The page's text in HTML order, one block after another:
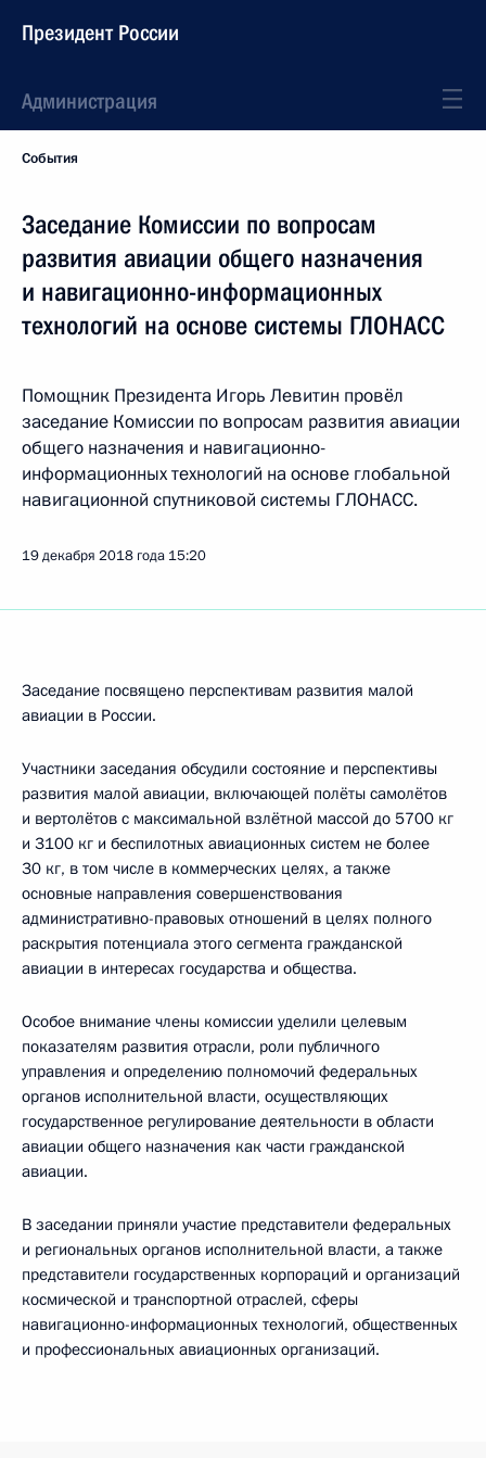
Президент России
Администрация
События
Заседание Комиссии по вопросам
развития авиации общего назначения
и навигационно-информационных
технологий на основе системы ГЛОНАСС
Помощник Президента Игорь Левитин провёл
заседание Комиссии по вопросам развития авиации
общего назначения и навигационно-
информационных технологий на основе глобальной
навигационной спутниковой системы ГЛОНАСС.
19 декабря 2018 года 15:20
Заседание посвящено перспективам развития малой
авиации в России.
Участники заседания обсудили состояние и перспективы
развития малой авиации, включающей полёты самолётов
и вертолётов с максимальной взлётной массой до 5700 кг
и 3100 кг и беспилотных авиационных систем не более
30 кг, в том числе в коммерческих целях, а также
основные направления совершенствования
административно-правовых отношений в целях полного
раскрытия потенциала этого сегмента гражданской
авиации в интересах государства и общества.
Особое внимание члены комиссии уделили целевым
показателям развития отрасли, роли публичного
управления и определению полномочий федеральных
органов исполнительной власти, осуществляющих
государственное регулирование деятельности в области
авиации общего назначения как части гражданской
авиации.
В заседании приняли участие представители федеральных
и региональных органов исполнительной власти, а также
представители государственных корпораций и организаций
космической и транспортной отраслей, сферы
навигационно-информационных технологий, общественных
и профессиональных авиационных организаций.